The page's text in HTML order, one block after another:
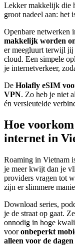
Lekker makkelijk die
groot nadeel aan: het
Openbare netwerken
makkelijk worden
er meegluurt terwijl jij
cloud. Een simpele
je internetverkeer,
De Holafly eSIM
VPN. Zo heb je niet
én versleutelde
Hoe
internet in
Roaming in Vietnam
je meer kwijt dan je
providers vragen tot
zijn er slimmere
Download series,
je de straat op gaat.
onnodig in hoge
vooronbeperkt
alleen voor de